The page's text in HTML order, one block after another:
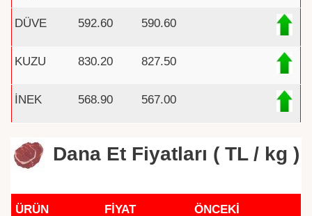
DÜVE 592.60 590.60
KUZU 830.20 827.50
İNEK 568.90 567.00
Dana Et Fiyatları ( TL / kg )
ÜRÜN FİYAT ÖNCEKİ